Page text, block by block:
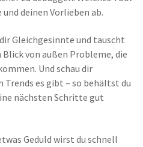
deinen Vorlieben ab.
Gleichgesinnte und tauscht
von außen Probleme, die
Und schau dir
Trends es gibt – so behältst du
nächsten Schritte gut
Geduld wirst du schnell